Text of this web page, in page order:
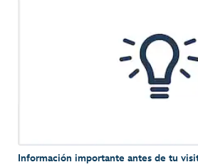
Información importante antes de tu